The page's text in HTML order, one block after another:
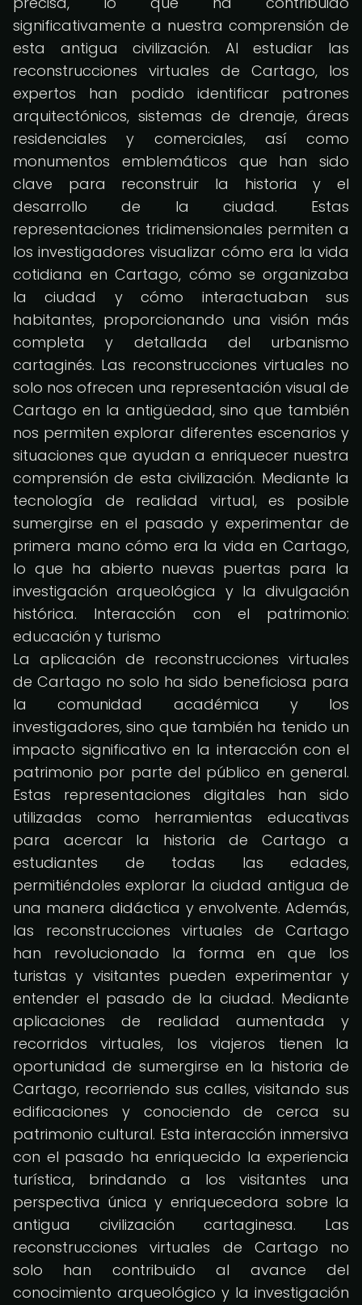
significativamente a nuestra comprensión de
esta antigua civilización. Al estudiar las
reconstrucciones virtuales de Cartago, los
expertos han podido identificar patrones
arquitectónicos, sistemas de drenaje, áreas
residenciales y comerciales, así como
monumentos emblemáticos que han sido
clave para reconstruir la historia y el
desarrollo de la ciudad. Estas
representaciones tridimensionales permiten a
los investigadores visualizar cómo era la vida
cotidiana en Cartago, cómo se organizaba
la ciudad y cómo interactuaban sus
habitantes, proporcionando una visión más
completa y detallada del urbanismo
cartaginés. Las reconstrucciones virtuales no
solo nos ofrecen una representación visual de
Cartago en la antigüedad, sino que también
nos permiten explorar diferentes escenarios y
situaciones que ayudan a enriquecer nuestra
comprensión de esta civilización. Mediante la
tecnología de realidad virtual, es posible
sumergirse en el pasado y experimentar de
primera mano cómo era la vida en Cartago,
lo que ha abierto nuevas puertas para la
investigación arqueológica y la divulgación
histórica. Interacción con el patrimonio:
educación y turismo
La aplicación de reconstrucciones virtuales
de Cartago no solo ha sido beneficiosa para
la comunidad académica y los
investigadores, sino que también ha tenido un
impacto significativo en la interacción con el
patrimonio por parte del público en general.
Estas representaciones digitales han sido
utilizadas como herramientas educativas
para acercar la historia de Cartago a
estudiantes de todas las edades,
permitiéndoles explorar la ciudad antigua de
una manera didáctica y envolvente. Además,
las reconstrucciones virtuales de Cartago
han revolucionado la forma en que los
turistas y visitantes pueden experimentar y
entender el pasado de la ciudad. Mediante
aplicaciones de realidad aumentada y
recorridos virtuales, los viajeros tienen la
oportunidad de sumergirse en la historia de
Cartago, recorriendo sus calles, visitando sus
edificaciones y conociendo de cerca su
patrimonio cultural. Esta interacción inmersiva
con el pasado ha enriquecido la experiencia
turística, brindando a los visitantes una
perspectiva única y enriquecedora sobre la
antigua civilización cartaginesa. Las
reconstrucciones virtuales de Cartago no
solo han contribuido al avance del
conocimiento arqueológico y la investigación